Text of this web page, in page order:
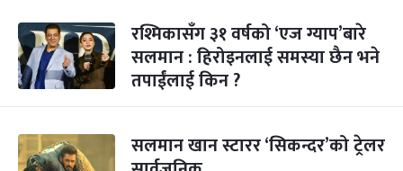
रश्मिकासँग ३१ वर्षको ‘एज ग्याप’बारे
सलमान : हिरोइनलाई समस्या छैन भने
तपाईंलाई किन ?
सलमान खान स्टारर ‘सिकन्दर’को ट्रेलर